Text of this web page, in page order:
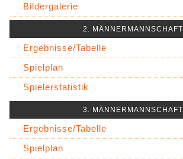
Bildergalerie
2. MÄNNERMANNSCHAFT
Ergebnisse/Tabelle
Spielplan
Spielerstatistik
3. MÄNNERMANNSCHAFT
Ergebnisse/Tabelle
Spielplan